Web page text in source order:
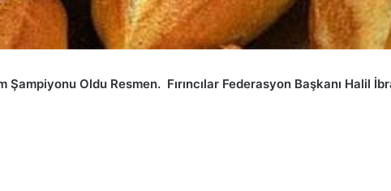
Oldu Resmen. Fırıncılar Federasyon Başkanı Halil